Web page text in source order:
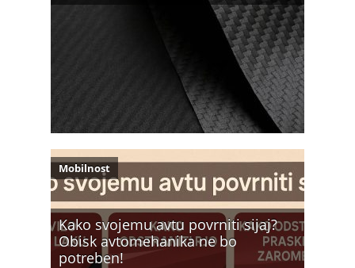
Kako svojemu avtu povrniti sijaj?
Obisk avtomehanika ne bo
potreben!
Mobilnost